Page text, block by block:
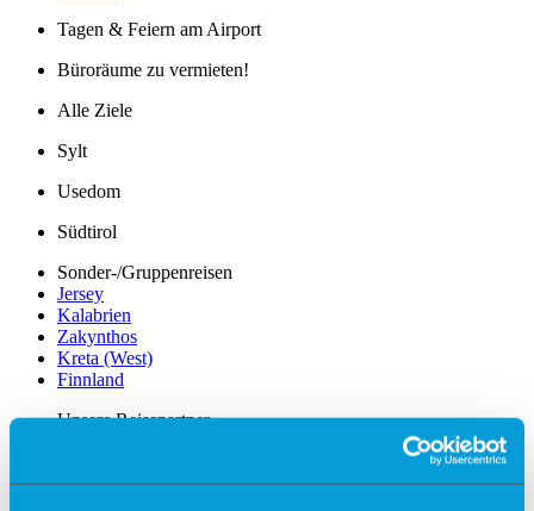
Tagen & Feiern am Airport
Büroräume zu vermieten!
Alle Ziele
Sylt
Usedom
Südtirol
Sonder-/Gruppenreisen
Jersey
Kalabrien
Zakynthos
Kreta (West)
Finnland
Unsere Reisepartner